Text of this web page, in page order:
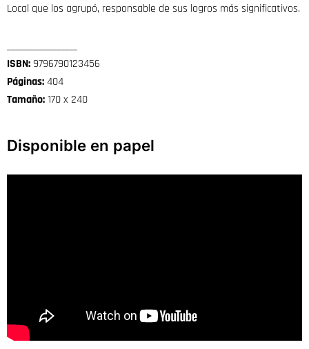
Local que los agrupó, responsable de sus logros más significativos.
ISBN:9796790123456
Páginas:404
Tamaño:170 x 240
Disponible en papel